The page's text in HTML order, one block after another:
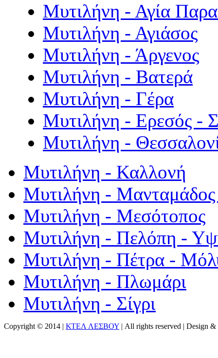
Μυτιλήνη - Αγία
Μυτιλήνη - Αγιάσος
Μυτιλήνη - Άργενος
Μυτιλήνη - Βατερά
Μυτιλήνη - Γέρα
Μυτιλήνη - Ερεσός -
Μυτιλήνη -
Μυτιλήνη - Καλλονή
Μυτιλήνη - Μανταμάδος
Μυτιλήνη - Μεσότοπος
Μυτιλήνη - Πελόπη -
Μυτιλήνη - Πέτρα -
Μυτιλήνη - Πλωμάρι
Μυτιλήνη - Σίγρι
Copyright © 2014 | ΚΤΕΛ ΛΕΣΒΟΥ | All rights reserved | Design &